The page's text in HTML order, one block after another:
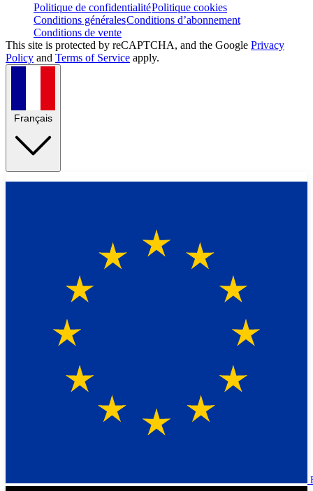
Politique de confidentialitéPolitique cookies
Conditions généralesConditions d’abonnement
Conditions de vente
This site is protected by reCAPTCHA, and the Google Privacy
Policy and Terms of Service apply.
Français